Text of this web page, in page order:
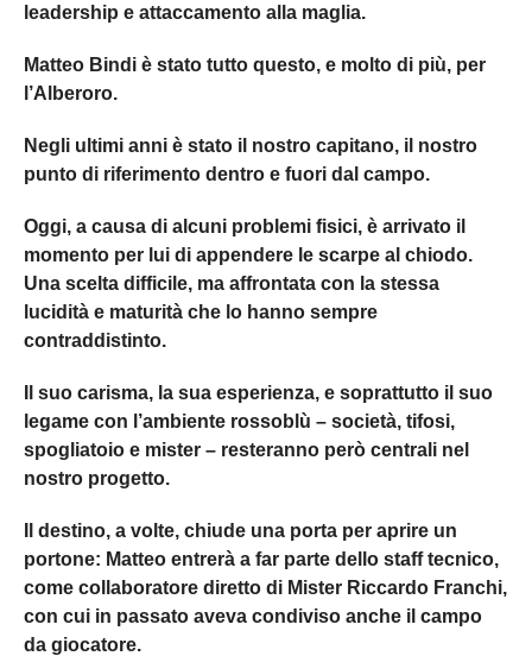
leadership e attaccamento alla maglia.
Matteo Bindi è stato tutto questo, e molto di più, per
l’Alberoro.
Negli ultimi anni è stato il nostro capitano, il nostro
punto di riferimento dentro e fuori dal campo.
Oggi, a causa di alcuni problemi fisici, è arrivato il
momento per lui di appendere le scarpe al chiodo.
Una scelta difficile, ma affrontata con la stessa
lucidità e maturità che lo hanno sempre
contraddistinto.
Il suo carisma, la sua esperienza, e soprattutto il suo
legame con l’ambiente rossoblù – società, tifosi,
spogliatoio e mister – resteranno però centrali nel
nostro progetto.
Il destino, a volte, chiude una porta per aprire un
portone: Matteo entrerà a far parte dello staff tecnico,
come collaboratore diretto di Mister Riccardo Franchi,
con cui in passato aveva condiviso anche il campo
da giocatore.